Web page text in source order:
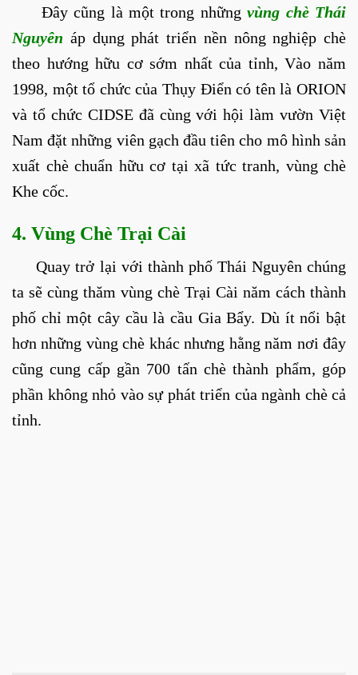
Đây cũng là một trong nhữngvùng chè Thái
Nguyên áp dụng phát triển nền nông nghiệp chè
theo hướng hữu cơ sớm nhất của tỉnh, Vào năm
1998, một tổ chức của Thụy Điển có tên là ORION
và tổ chức CIDSE đã cùng với hội làm vườn Việt
Nam đặt những viên gạch đầu tiên cho mô hình sản
xuất chè chuẩn hữu cơ tại xã tức tranh, vùng chè
Khe cốc.
4. Vùng Chè Trại Cài
Quay trở lại với thành phố Thái Nguyên chúng
ta sẽ cùng thăm vùng chè Trại Cài năm cách thành
phố chỉ một cây cầu là cầu Gia Bẩy. Dù ít nổi bật
hơn những vùng chè khác nhưng hằng năm nơi đây
cũng cung cấp gần 700 tấn chè thành phẩm, góp
phần không nhỏ vào sự phát triển của ngành chè cả
tỉnh.